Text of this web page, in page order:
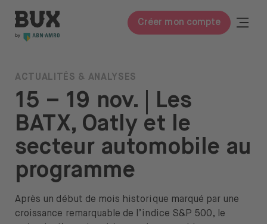
BUX | Réveille ton argent FR
Créer mon compte
BUX Prime
Frais
Connaissances
Apprendre à investir
Lexique
Investir dans
15 – 19 nov. | Les
BATX, Oatly et le
secteur automobile au
programme
ACTUALITÉS & ANALYSES
Après un début de mois historique marqué par une
croissance remarquable de l’indice S&P 500, le